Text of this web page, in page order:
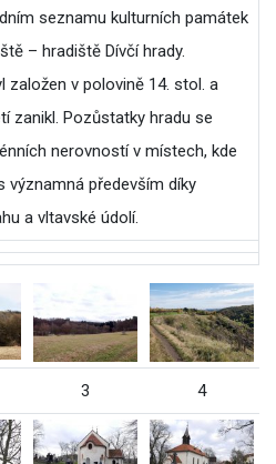
seznamu kulturních památek
– hradiště Dívčí hrady.
založen v polovině 14. stol. a
zanikl. Pozůstatky hradu se
nerovností v místech, kde
významná především díky
a vltavské údolí.
3 4